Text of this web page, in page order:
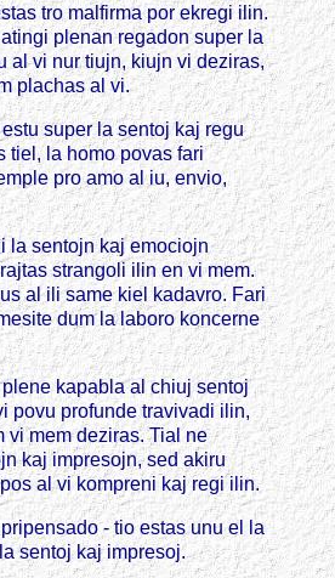
tro malfirma por ekregi ilin.
plenan regadon super la
al vi nur tiujn, kiujn vi deziras,
plachas al vi.
super la sentoj kaj regu
tiel, la homo povas fari
pro amo al iu, envio,
la sentojn kaj emociojn
strangoli ilin en vi mem.
al ili same kiel kadavro. Fari
dum la laboro koncerne
kapabla al chiuj sentoj
povu profunde travivadi ilin,
vi mem deziras. Tial ne
kaj impresojn, sed akiru
al vi kompreni kaj regi ilin.
- tio estas unu el la
sentoj kaj impresoj.